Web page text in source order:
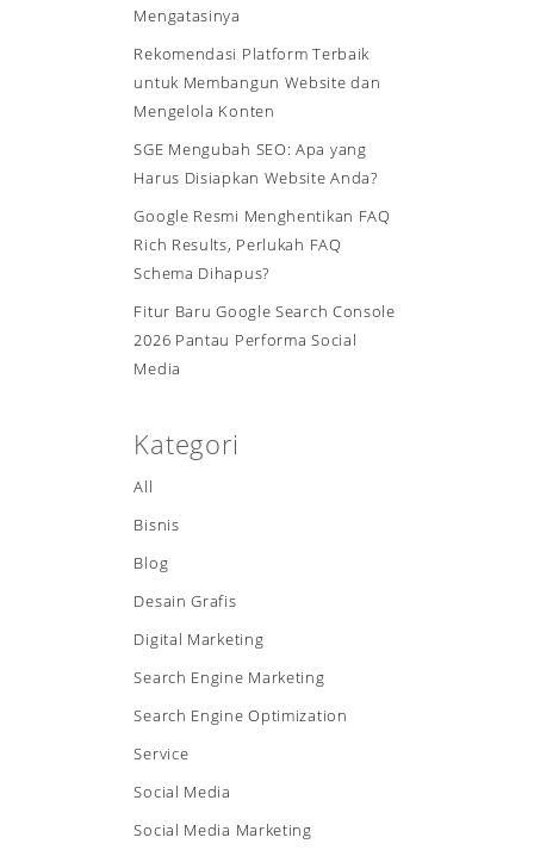
Mengatasinya
Rekomendasi Platform Terbaik
untuk Membangun Website dan
Mengelola Konten
SGE Mengubah SEO: Apa yang
Harus Disiapkan Website Anda?
Google Resmi Menghentikan FAQ
Rich Results, Perlukah FAQ
Schema Dihapus?
Fitur Baru Google Search Console
2026 Pantau Performa Social
Media
Kategori
All
Bisnis
Blog
Desain Grafis
Digital Marketing
Search Engine Marketing
Search Engine Optimization
Service
Social Media
Social Media Marketing